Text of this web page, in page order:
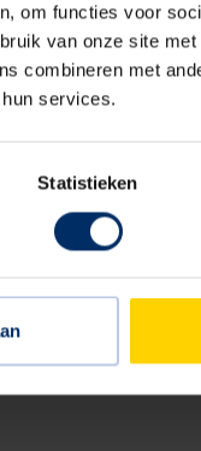
om functies voor
van onze site
combineren met
services.
Statistieken